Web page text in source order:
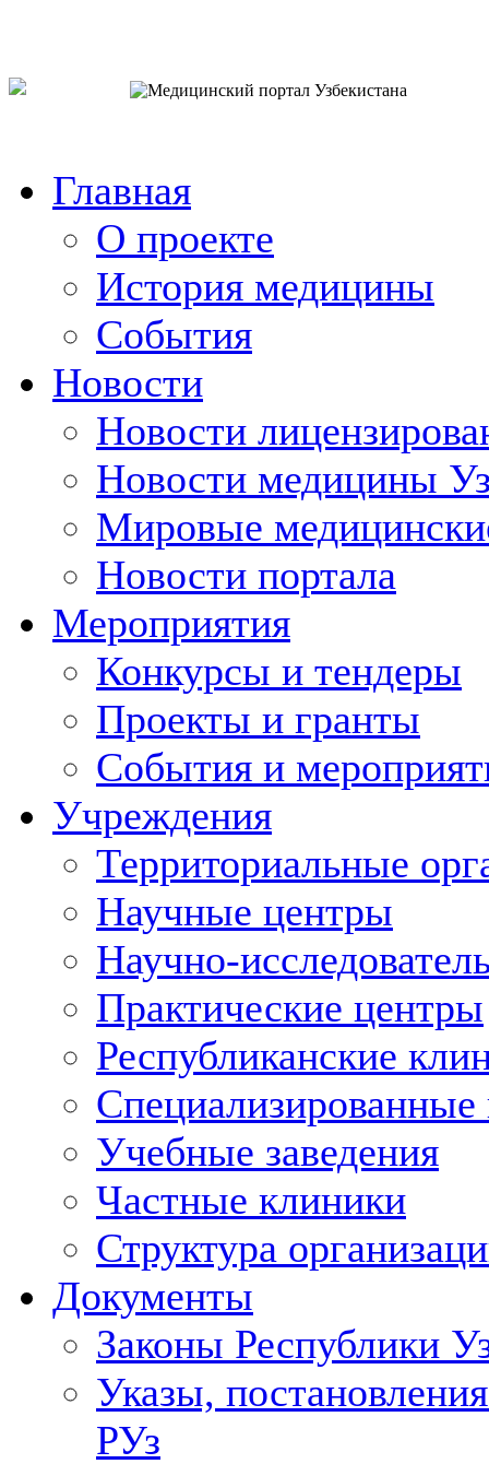
Главная
О проекте
История медицины
События
Новости
Новости
Новости медицины
Мировые
Новости портала
Мероприятия
Конкурсы и тендеры
Проекты и гранты
События и
Учреждения
Территориальные
Научные центры
Научно-
Практические центры
Республиканские
Учебные заведения
Частные клиники
Структура
Документы
Законы Республики
Указы,
РУз